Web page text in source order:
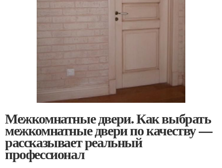
Межкомнатные двери. Как выбрать
межкомнатные двери по качеству —
рассказывает реальный
профессионал